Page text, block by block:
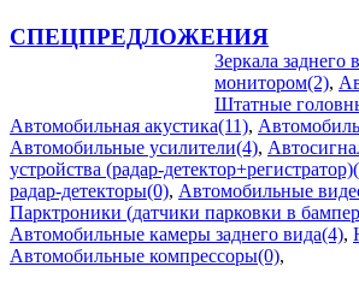
СПЕЦПРЕДЛОЖЕНИЯ
Зеркала заднего
монитором(2),
Штатные
Автомобильная акустика(11),
Автомобильные усилители(4),
устройства (радар-
радар-детекторы(0), Автомобильные
Парктроники (датчики парковки в
Автомобильные камеры заднего вида(4),
Автомобильные компрессоры(0),